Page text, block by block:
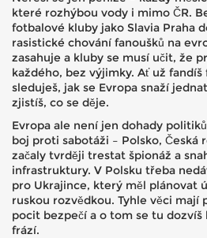
které rozhýbou vody i mimo ČR.
fotbalové kluby jako Slavia Praha
rasistické chování fanoušků na
zasahuje a kluby se musí učit, že
každého, bez výjimky. Ať už
sleduješ, jak se Evropa snaží
zjistíš, co se děje.
Evropa ale není jen dohady
boj proti sabotáži – Polsko, Česká
začaly tvrději trestat špionáž a
infrastruktury. V Polsku třeba
pro Ukrajince, který měl plánovat
ruskou rozvědkou. Tyhle věci mají
pocit bezpečí a o tom se tu dozvíš
frází.